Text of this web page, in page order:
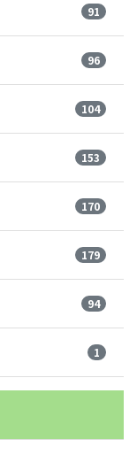
91
96
104
153
170
179
94
1